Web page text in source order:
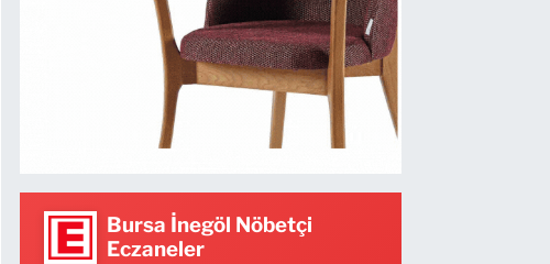
Bursa İnegöl Nöbetçi
Eczaneler